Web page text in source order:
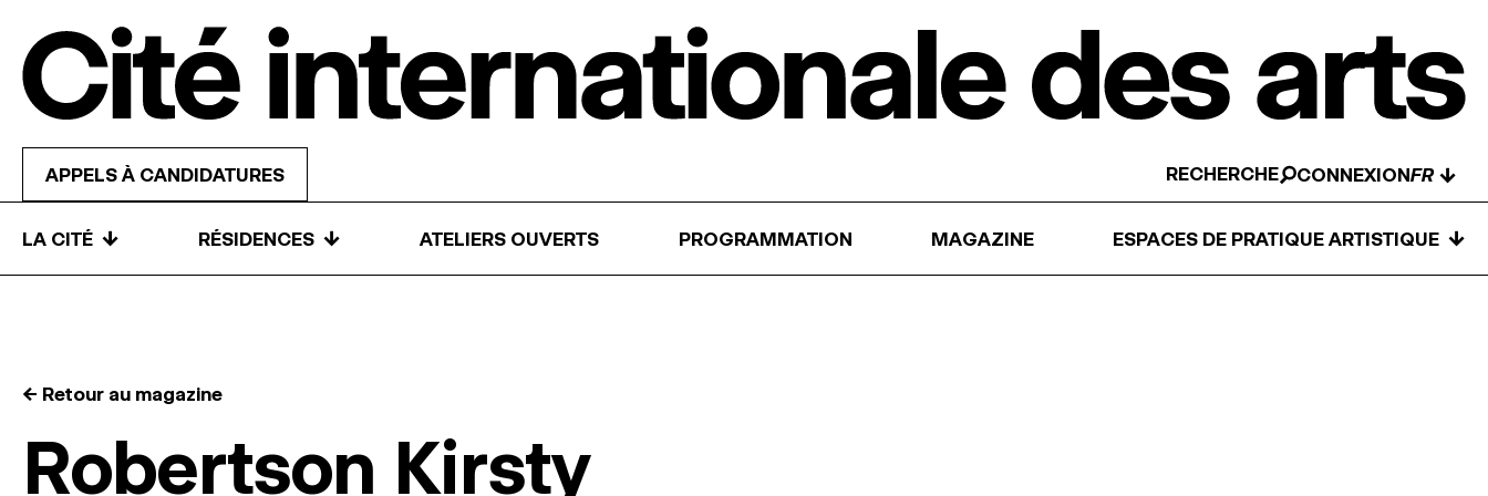
APPELS À CANDIDATURES RECHERCHE CONNEXION ↓
LA CITÉ ↓ RÉSIDENCES ↓ ATELIERS OUVERTS PROGRAMMATION MAGAZINE ESPACES DE PRATIQUE ARTISTIQUE ↓
← Retour au magazine
Robertson Kirsty